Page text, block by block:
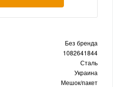
Без бренда
1082641844
Сталь
Украина
Мешок/пакет